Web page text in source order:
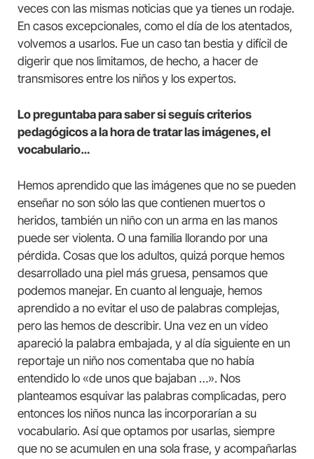
veces con las mismas noticias que ya tienes un rodaje.
En casos excepcionales, como el día de los atentados,
volvemos a usarlos. Fue un caso tan bestia y difícil de
digerir que nos limitamos, de hecho, a hacer de
transmisores entre los niños y los expertos.
Lo preguntaba para saber si seguís criterios
pedagógicos a la hora de tratar las imágenes, el
vocabulario…
Hemos aprendido que las imágenes que no se pueden
enseñar no son sólo las que contienen muertos o
heridos, también un niño con un arma en las manos
puede ser violenta. O una familia llorando por una
pérdida. Cosas que los adultos, quizá porque hemos
desarrollado una piel más gruesa, pensamos que
podemos manejar. En cuanto al lenguaje, hemos
aprendido a no evitar el uso de palabras complejas,
pero las hemos de describir. Una vez en un vídeo
apareció la palabra embajada, y al día siguiente en un
reportaje un niño nos comentaba que no había
entendido lo «de unos que bajaban …». Nos
planteamos esquivar las palabras complicadas, pero
entonces los niños nunca las incorporarían a su
vocabulario. Así que optamos por usarlas, siempre
que no se acumulen en una sola frase, y acompañarlas